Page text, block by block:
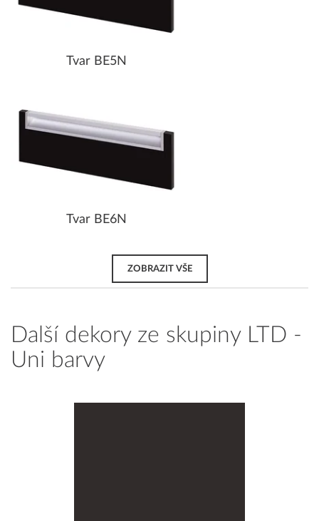
Tvar BE5N
Tvar BE6N
ZOBRAZIT VŠE
Další dekory ze skupiny LTD -
Uni barvy